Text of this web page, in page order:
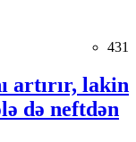
431
artırır, lakin
də neftdən